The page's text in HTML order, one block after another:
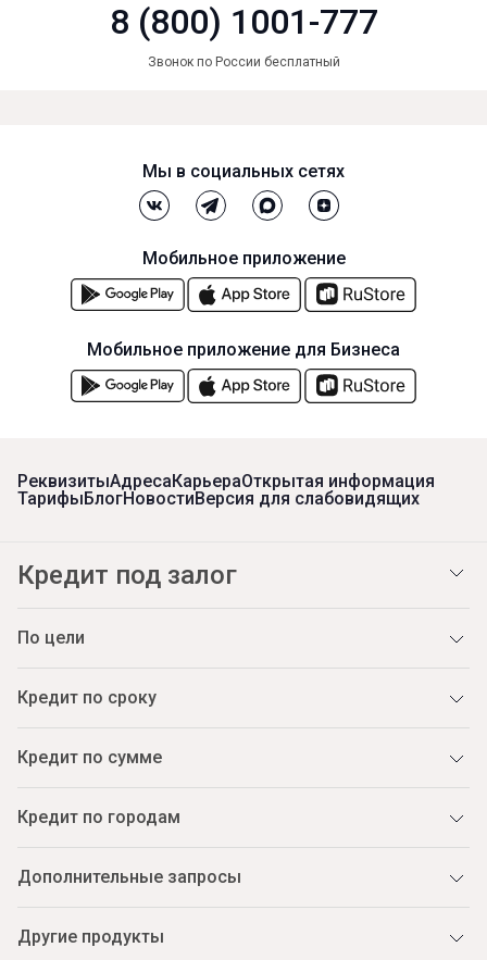
8 (800) 1001-777
Звонок по России бесплатный
РеквизитыАдресаКарьераОткрытая информация
ТарифыБлогНовостиВерсия для слабовидящих
Кредит под залог
По цели
Кредит по сроку
Кредит по сумме
Кредит по городам
Дополнительные запросы
Другие продукты
Мы в социальных сетях
Мобильное приложение
Мобильное приложение для Бизнеса